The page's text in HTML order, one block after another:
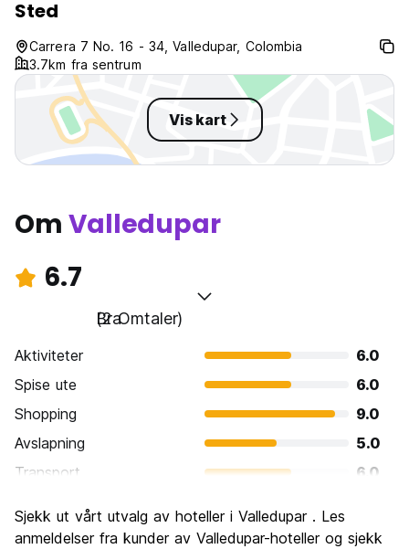
Sted
Carrera 7 No. 16 - 34, Valledupar, Colombia
3.7km fra sentrum
Vis kart
OmValledupar
6.7
Bra
(2 Omtaler)
Aktiviteter
6.0
Spise ute
6.0
Shopping
9.0
Avslapning
5.0
Transport
6.0
Kultur
9.0
Sjekk ut vårt utvalg av hoteller i Valledupar . Les
anmeldelser fra kunder av Valledupar-hoteller og sjekk